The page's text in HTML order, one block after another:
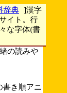
辞典 ]漢字
イト。行
な字体(書
の読みや
書き順アニ